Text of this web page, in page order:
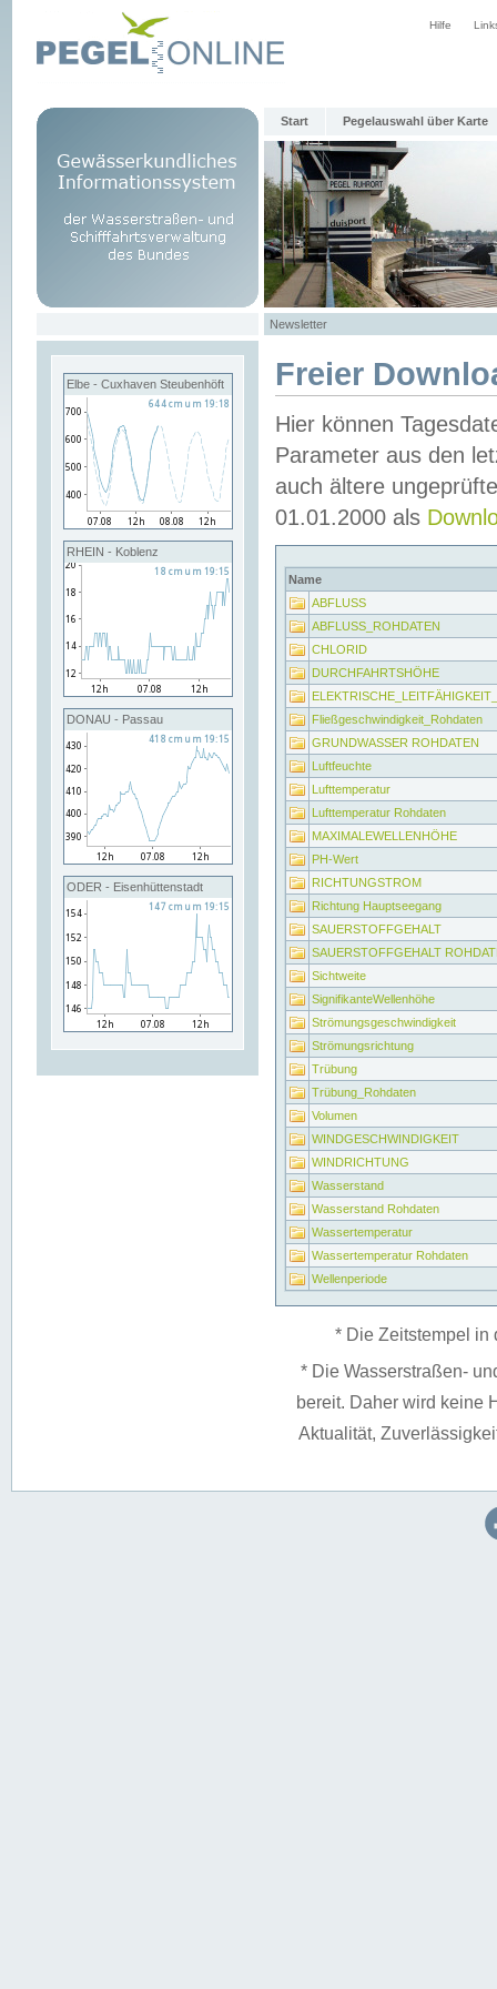
Hilfe
Start Pegelauswahl über Karte
Newsletter
Elbe - Cuxhaven Steubenhöft
RHEIN - Koblenz
DONAU - Passau
ODER - Eisenhüttenstadt
Freier
Hier können
Parameter aus den
auch ältere
01.01.2000 als
Name
ABFLUSS
ABFLUSS_ROHDATEN
CHLORID
DURCHFAHRTSHÖHE
Fließgeschwindigkeit_Rohdaten
GRUNDWASSER ROHDATEN
Luftfeuchte
Lufttemperatur
Lufttemperatur Rohdaten
MAXIMALEWELLENHÖHE
PH-Wert
RICHTUNGSTROM
Richtung Hauptseegang
SAUERSTOFFGEHALT
SAUERSTOFFGEHALT
Sichtweite
SignifikanteWellenhöhe
Strömungsgeschwindigkeit
Strömungsrichtung
Trübung
Trübung_Rohdaten
Volumen
WINDGESCHWINDIGKEIT
WINDRICHTUNG
Wasserstand
Wasserstand Rohdaten
Wassertemperatur
Wassertemperatur Rohdaten
Wellenperiode
* Die Zeitstempel in
* Die Wasserstraßen-
bereit. Daher wird keine
Aktualität,